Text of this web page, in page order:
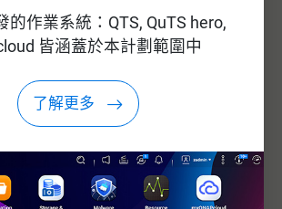
的作業系統：QTS, QuTS hero,
皆涵蓋於本計劃範圍中
了解更多